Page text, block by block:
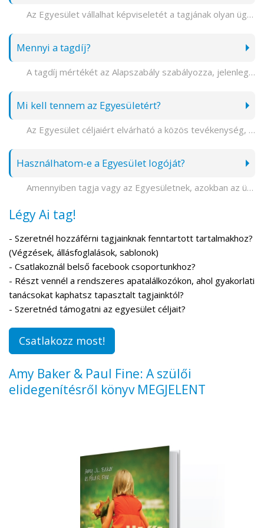
Az Egyesület vállalhat képviseletét a tagjának olyan ügyekben és perekben, amelyek az Egyesület céljaival összefüggésbe hozhatóak.
Mennyi a tagdíj?
A tagdíj mértékét az Alapszabály szabályozza, jelenleg 30,000 Ft egy naptári évre vonatkozóan.
Mi kell tennem az Egyesületért?
Az Egyesület céljaiért elvárható a közös tevékenység, a Tagok egymást is aktívan segítik. Ezen kívül taggyűléseken, illetve írásban is javaslatokat és indítványokat tehetsz, részt vehetsz az Egyesület mindennapi munkájában. Az Apatalálkozókon való részvételed ugyancsak fontos
Használhatom-e a Egyesület logóját?
Amennyiben tagja vagy az Egyesületnek, azokban az ügyekben amelyek az Egyesület céljaival és tevékenységével összefüggenek, az Egyesület logóját használhatod a beadványokon jelezve, hogy egy jogvédő, civil szervezet tagja vagy.
Légy Ai tag!
- Szeretnél hozzáférni tagjainknak fenntartott tartalmakhoz?
(Végzések, állásfoglalások, sablonok)
- Csatlakoznál belső facebook csoportunkhoz?
- Részt vennél a rendszeres apatalálkozókon, ahol gyakorlati
tanácsokat kaphatsz tapasztalt tagjainktól?
- Szeretnéd támogatni az egyesület céljait?
Csatlakozz most!
Amy Baker & Paul Fine: A szülői
elidegenítésről könyv MEGJELENT